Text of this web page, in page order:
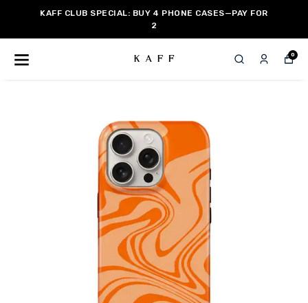
KAFF CLUB SPECIAL: BUY 4 PHONE CASES—PAY FOR
2
0